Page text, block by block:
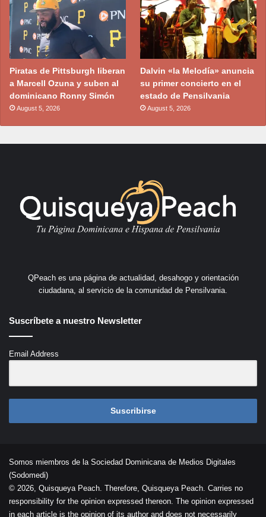
Piratas de Pittsburgh liberan
a Marcell Ozuna y suben al
dominicano Ronny Simón
August 5, 2026
Dalvin «la Melodía» anuncia
su primer concierto en el
estado de Pensilvania
August 5, 2026
QPeach es una página de actualidad, desahogo y orientación
ciudadana, al servicio de la comunidad de Pensilvania.
Suscríbete a nuestro Newsletter
Email Address
Suscribirse
Somos miembros de la Sociedad Dominicana de Medios Digitales
(Sodomedi)
© 2026, Quisqueya Peach. Therefore, Quisqueya Peach. Carries no
responsibility for the opinion expressed thereon. The opinion expressed
in each article is the opinion of its author and does not necessarily